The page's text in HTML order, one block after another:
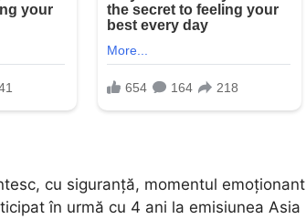
cu siguranță, momentul emoționant
în urmă cu 4 ani la emisiunea Asia